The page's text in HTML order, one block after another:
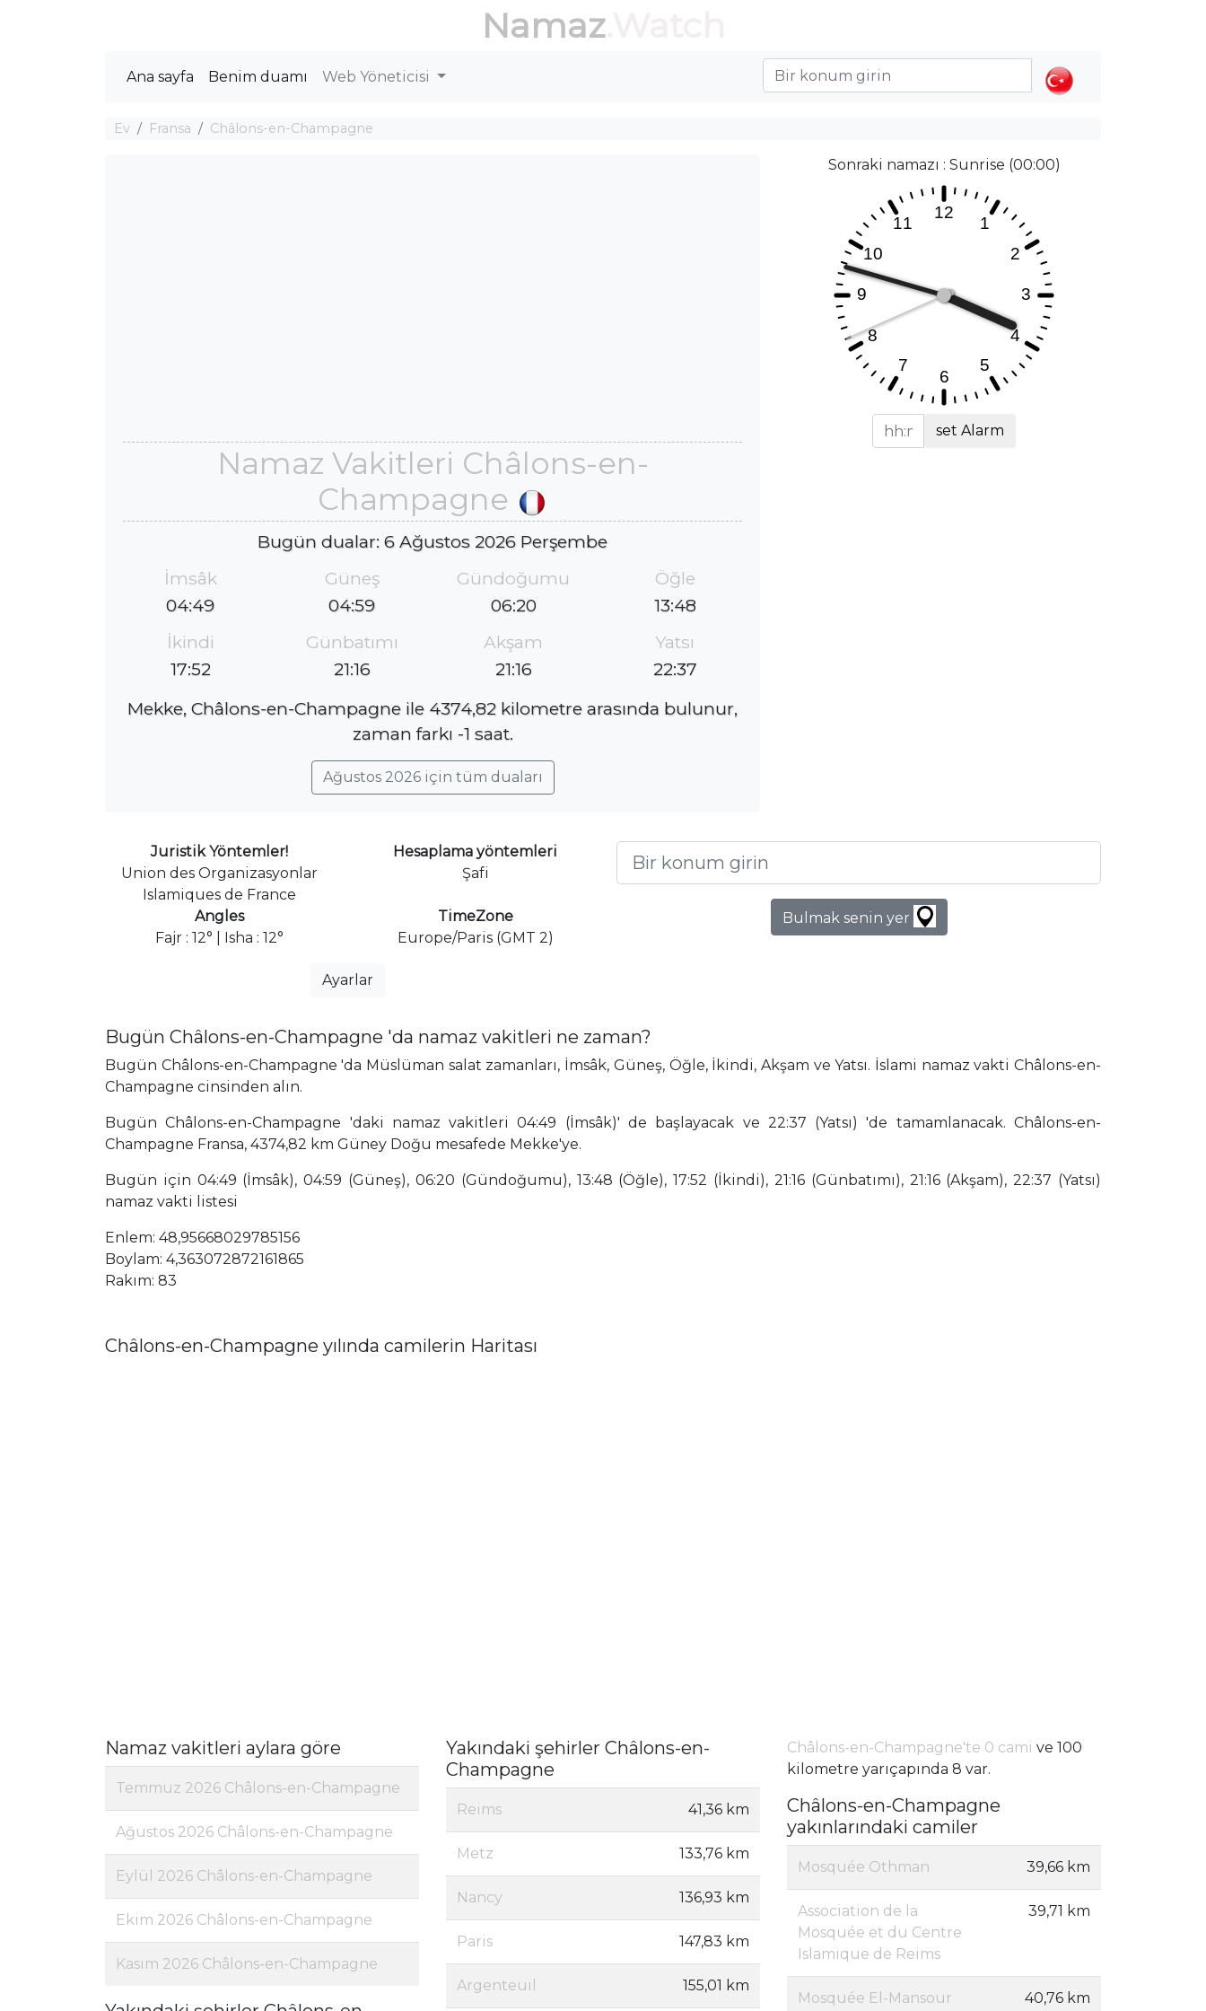
Namaz.Watch
Ana sayfa Benim duamı Web Yöneticisi
Ev Fransa Châlons-en-Champagne
Namaz Vakitleri Châlons-en-
Champagne
Bugün dualar: 6 Ağustos 2026 Perşembe
İmsâk
04:49
Güneş
04:59
Gündoğumu
06:20
Öğle
13:48
İkindi
17:52
Günbatımı
21:16
Akşam
21:16
Yatsı
22:37
Mekke, Châlons-en-Champagne ile 4374,82 kilometre arasında bulunur,
zaman farkı -1 saat.
Ağustos 2026 için tüm duaları
Sonraki namazı : Sunrise (00:00)
set Alarm
Juristik Yöntemler!
Union des Organizasyonlar
Islamiques de France
Hesaplama yöntemleri
Şafi
Angles
Fajr : 12° | Isha : 12°
TimeZone
Europe/Paris (GMT 2)
Ayarlar
Bulmak senin yer
Bugün Châlons-en-Champagne 'da namaz vakitleri ne zaman?
Bugün Châlons-en-Champagne 'da Müslüman salat zamanları, İmsâk, Güneş, Öğle, İkindi, Akşam ve Yatsı. İslami namaz vakti Châlons-en-
Champagne cinsinden alın.
Bugün Châlons-en-Champagne 'daki namaz vakitleri 04:49 (İmsâk)' de başlayacak ve 22:37 (Yatsı) 'de tamamlanacak. Châlons-en-
Champagne Fransa, 4374,82 km Güney Doğu mesafede Mekke'ye.
Bugün için 04:49 (İmsâk), 04:59 (Güneş), 06:20 (Gündoğumu), 13:48 (Öğle), 17:52 (İkindi), 21:16 (Günbatımı), 21:16 (Akşam), 22:37 (Yatsı)
namaz vakti listesi
Enlem: 48,95668029785156
Boylam: 4,363072872161865
Rakım: 83
Châlons-en-Champagne yılında camilerin Haritası
Namaz vakitleri aylara göre
Temmuz 2026 Châlons-en-Champagne
Ağustos 2026 Châlons-en-Champagne
Eylül 2026 Châlons-en-Champagne
Ekim 2026 Châlons-en-Champagne
Kasım 2026 Châlons-en-Champagne
Yakındaki şehirler Châlons-en-
Champagne
Reims 41,36 km
Metz 133,76 km
Nancy 136,93 km
Paris 147,83 km
Argenteuil 155,01 km
Châlons-en-Champagne'te 0 cami ve 100
kilometre yarıçapında 8 var.
Châlons-en-Champagne
yakınlarındaki camiler
Mosquée Othman 39,66 km
Association de la
Mosquée et du Centre
Islamique de Reims
39,71 km
Mosquée El-Mansour 40,76 km